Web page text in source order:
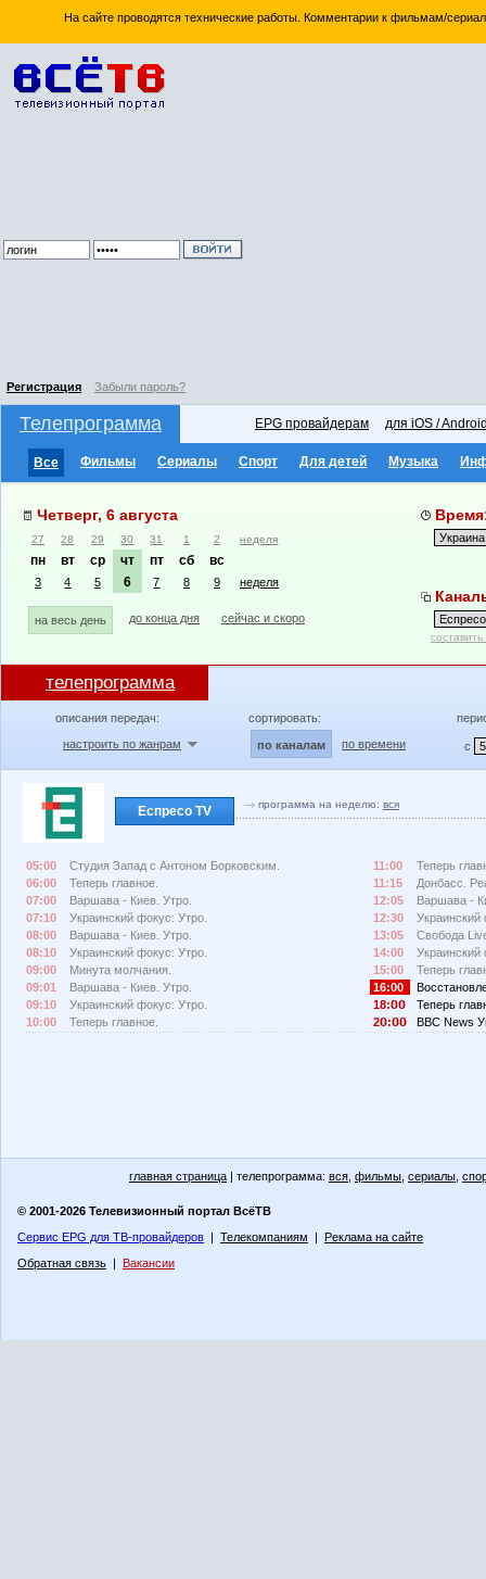
На сайте проводятся технические работы. Комментарии к фильмам/
Регистрация Забыли пароль?
Телепрограмма EPG провайдерам для iOS /
Все Фильмы Сериалы Спорт Для детей Музыка
Четверг, 6 августа
27 28 29 30 31 1 2 неделя
пн вт ср чт пт сб вс
3 4 5 6 7 8 9 неделя
на весь день до конца дня сейчас и скоро
телепрограмма
описания передач:
настроить по жанрам
сортировать:
по каналам по времени с
Еспресо TV программа на неделю: вся
05:00
Студия Запад с Антоном Борковским.
06:00
Теперь главное.
07:00
Варшава - Киев. Утро.
07:10
Украинский фокус: Утро.
08:00
Варшава - Киев. Утро.
08:10
Украинский фокус: Утро.
09:00
Минута молчания.
09:01
Варшава - Киев. Утро.
09:10
Украинский фокус: Утро.
10:00
Теперь главное.
11:00
Теперь
11:15
Донбасс.
12:05
Варшава -
12:30
Украинский
13:05
Свобода
14:00
Украинский
15:00
Теперь
16:00
18:
Теперь
2
: BBC News
главная страница | телепрограмма: вся фильмы сериалы
© 2001-2026 Телевизионный портал ВсёТВ
Сервис EPG для ТВ-провайдеров | Телекомпаниям | Реклама на сайте
Обратная связь | Вакансии